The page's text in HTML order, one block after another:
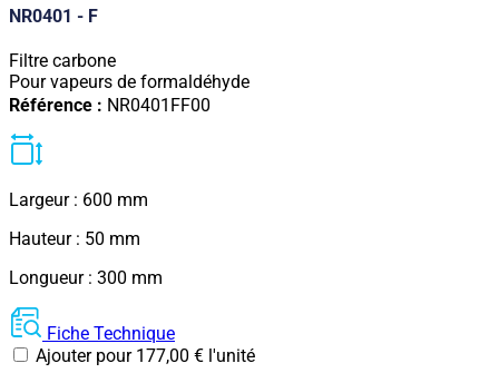
NR0401 - F
Filtre carbone
Pour vapeurs de formaldéhyde
Référence : NR0401FF00
Largeur : 600 mm
Hauteur : 50 mm
Longueur : 300 mm
Fiche Technique
Ajouter pour 177,00 € l'unité